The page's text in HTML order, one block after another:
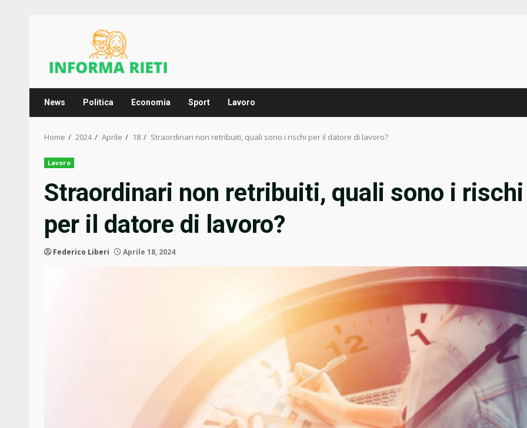
News Politica Economia Sport Lavoro
Home 2024 Aprile 18 Straordinari non retribuiti, quali sono i rischi per il datore di lavoro?
Lavoro
Straordinari non retribuiti, quali sono i rischi
per il datore di lavoro?
Federico Liberi Aprile 18, 2024